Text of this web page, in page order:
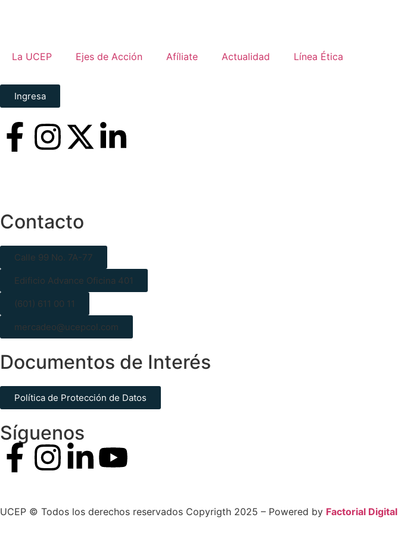
La UCEP Ejes de Acción Afíliate Actualidad Línea Ética
Ingresa
Contacto
Calle 99 No. 7A-77
Edificio Advance Oficina 401
(601) 611 00 11
mercadeo@ucepcol.com
Documentos de Interés
Política de Protección de Datos
Síguenos
UCEP © Todos los derechos reservados Copyrigth 2025 – Powered by Factorial Digital